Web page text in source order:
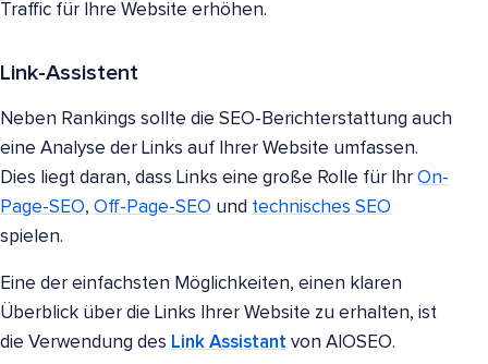
Traffic für Ihre Website erhöhen.
Link-Assistent
Neben Rankings sollte die SEO-Berichterstattung auch
eine Analyse der Links auf Ihrer Website umfassen.
Dies liegt daran, dass Links eine große Rolle für Ihr On-
Page-SEO, Off-Page-SEO und technisches SEO
spielen.
Eine der einfachsten Möglichkeiten, einen klaren
Überblick über die Links Ihrer Website zu erhalten, ist
die Verwendung des Link Assistant von AIOSEO.